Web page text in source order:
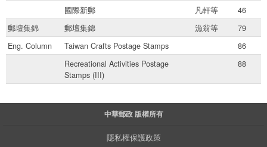
國際新郵
凡軒等
46
郵壇集錦
郵壇集錦 漁翁等
79
Eng. Column
Taiwan Crafts Postage Stamps
86
Recreational Activities Postage
Stamps (III)
88
中華郵政 版權所有
隱私權保護政策